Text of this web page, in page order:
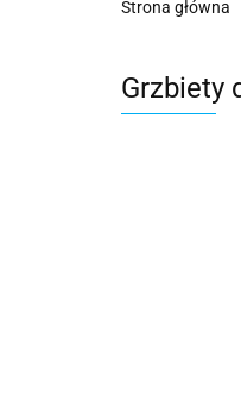
Strona główna
Grzbiety